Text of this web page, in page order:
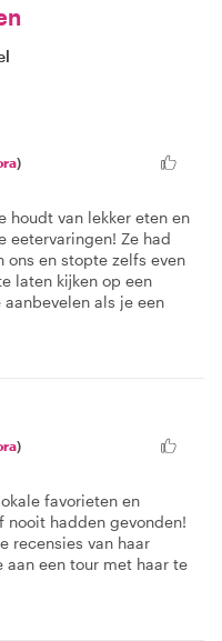
)
houdt van lekker eten en
eetervaringen! Ze had
ons en stopte zelfs even
laten kijken op een
aanbevelen als je een
)
favorieten en
nooit hadden gevonden!
recensies van haar
aan een tour met haar te